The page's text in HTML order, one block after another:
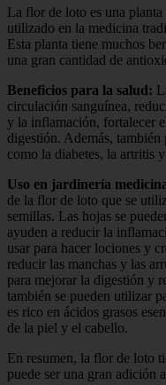
La flor de loto es una
utilizado en la medicina
Esta planta tiene muchos
una gran cantidad de
Beneficios para la salud:
circulación sanguínea,
y la inflamación, fortalecer
digestión. Además, también
como la diabetes, la artritis
Uso en jardinería
de la flor de loto que se
semillas. Las hojas se
ayuden a reducir la
usar para hacer lociones y
reducir las manchas y las
para mejorar la digestión y
también se pueden utilizar
es rico en ácidos grasos
de la piel y el cabello.
En resumen, la flor de loto
puede ser una gran adición